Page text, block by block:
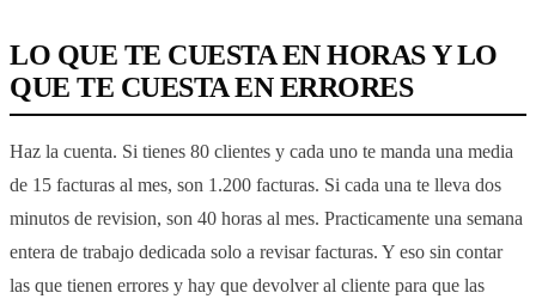
LO QUE TE CUESTA EN HORAS Y LO
QUE TE CUESTA EN ERRORES
Haz la cuenta. Si tienes 80 clientes y cada uno te manda una media
de 15 facturas al mes, son 1.200 facturas. Si cada una te lleva dos
minutos de revision, son 40 horas al mes. Practicamente una semana
entera de trabajo dedicada solo a revisar facturas. Y eso sin contar
las que tienen errores y hay que devolver al cliente para que las